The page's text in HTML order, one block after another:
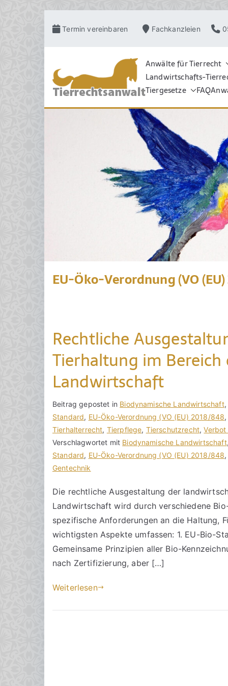
InhaltTermin vereinbaren Fachkanzleien
Pferderecht,
Grosstierrecht,
Schadensrecht,
Anwälte für Tierrecht
Landwirtschafts-
Tiergesetze
FAQ
EU-Öko-Verordnung (VO
Rechtliche
Tierhaltung im
Landwirtschaft
V
o
n
h
o
r
k
R
e
c
h
a
w
B
e
i
t
r
a
v
e
r
ö
f
n
l
Beitrag gepostet in Biodynamische Landwirtschaft,
Standard, EU-Öko-Verordnung (VO (EU) 2018/848,
Tierhalterrecht, Tierpflege, Tierschutzrecht,Verbot
Verschlagwortet mit Biodynamische Landwirtschaft,
Standard, EU-Öko-Verordnung (VO (EU) 2018/848,
Gentechnik
K
e
i
n
e
K
m
m
e
n
t
e
Die rechtliche Ausgestaltung der
Landwirtschaft wird durch verschiedene
spezifische Anforderungen an die Haltung,
wichtigsten Aspekte umfassen: 1. EU-Bio-
Gemeinsame Prinzipien aller Bio-
nach Zertifizierung, aber […]
Weiterlesen